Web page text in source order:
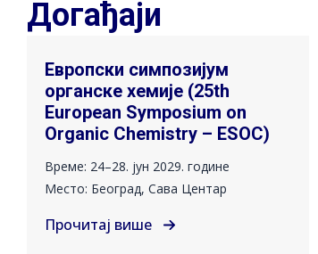
Догађаји
Европски симпозијум
органске хемије (25th
European Symposium on
Organic Chemistry – ESOC)
Време: 24–28. јун 2029. године
Место: Београд, Сава Центар
Прочитај више